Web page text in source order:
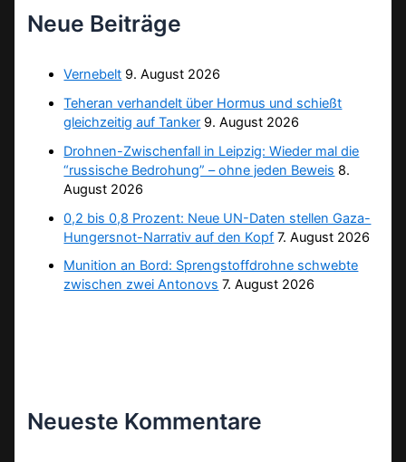
Neue Beiträge
Vernebelt 9. August 2026
Teheran verhandelt über Hormus und schießt
gleichzeitig auf Tanker 9. August 2026
Drohnen-Zwischenfall in Leipzig: Wieder mal die
“russische Bedrohung” – ohne jeden Beweis 8.
August 2026
0,2 bis 0,8 Prozent: Neue UN-Daten stellen Gaza-
Hungersnot-Narrativ auf den Kopf 7. August 2026
Munition an Bord: Sprengstoffdrohne schwebte
zwischen zwei Antonovs 7. August 2026
Neueste Kommentare